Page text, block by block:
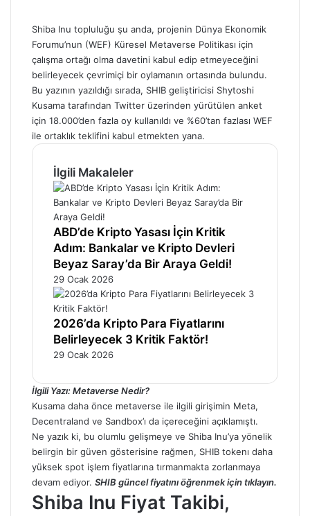
Shiba Inu topluluğu şu anda, projenin Dünya Ekonomik
Forumu’nun (WEF) Küresel Metaverse Politikası için
çalışma ortağı olma davetini kabul edip etmeyeceğini
belirleyecek çevrimiçi bir oylamanın ortasında bulundu.
Bu yazının yazıldığı sırada, SHIB geliştiricisi Shytoshi
Kusama tarafından Twitter üzerinden yürütülen anket
için 18.000’den fazla oy kullanıldı ve %60’tan fazlası WEF
ile ortaklık teklifini kabul etmekten yana.
İlgili Makaleler
ABD’de Kripto Yasası İçin Kritik
Adım: Bankalar ve Kripto Devleri
Beyaz Saray’da Bir Araya Geldi!
29 Ocak 2026
2026’da Kripto Para Fiyatlarını
Belirleyecek 3 Kritik Faktör!
29 Ocak 2026
İlgili Yazı:Metaverse Nedir?
Kusama daha önce metaverse ile ilgili girişimin Meta,
Decentraland ve Sandbox’ı da içereceğini açıklamıştı.
Ne yazık ki, bu olumlu gelişmeye ve Shiba Inu’ya yönelik
belirgin bir güven gösterisine rağmen, SHIB tokenı daha
yüksek spot işlem fiyatlarına tırmanmakta zorlanmaya
devam ediyor. SHIB güncelfiyatını öğrenmek için tıklayın.
Shiba Inu Fiyat Takibi,